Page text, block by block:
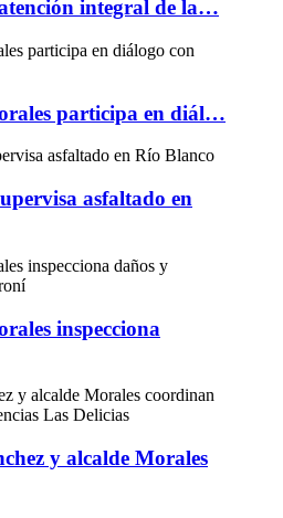
integral de la…
participa en diál…
asfaltado en
inspecciona
y alcalde Morales